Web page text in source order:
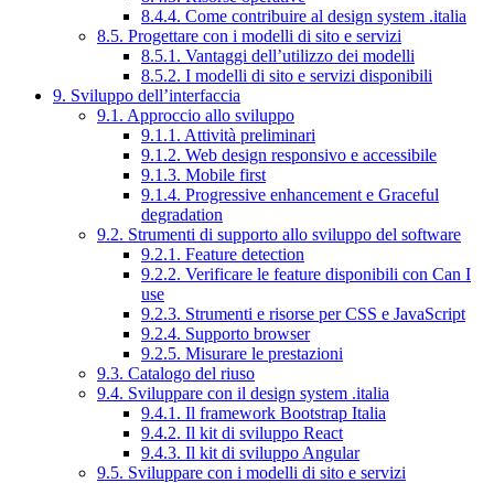
8.4.4. Come contribuire al design system .italia
8.5. Progettare con i modelli di sito e servizi
8.5.1. Vantaggi dell’utilizzo dei modelli
8.5.2. I modelli di sito e servizi disponibili
9. Sviluppo dell’interfaccia
9.1. Approccio allo sviluppo
9.1.1. Attività preliminari
9.1.2. Web design responsivo e accessibile
9.1.3. Mobile first
9.1.4. Progressive enhancement e Graceful
degradation
9.2. Strumenti di supporto allo sviluppo del software
9.2.1. Feature detection
9.2.2. Verificare le feature disponibili con Can I
use
9.2.3. Strumenti e risorse per CSS e JavaScript
9.2.4. Supporto browser
9.2.5. Misurare le prestazioni
9.3. Catalogo del riuso
9.4. Sviluppare con il design system .italia
9.4.1. Il framework Bootstrap Italia
9.4.2. Il kit di sviluppo React
9.4.3. Il kit di sviluppo Angular
9.5. Sviluppare con i modelli di sito e servizi